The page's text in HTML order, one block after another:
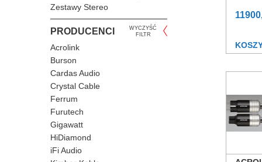
Zestawy Stereo
PRODUCENCI
WYCZYŚĆ
FILTR
Acrolink
Burson
Cardas Audio
Crystal Cable
Ferrum
Furutech
Gigawatt
HiDiamond
iFi Audio